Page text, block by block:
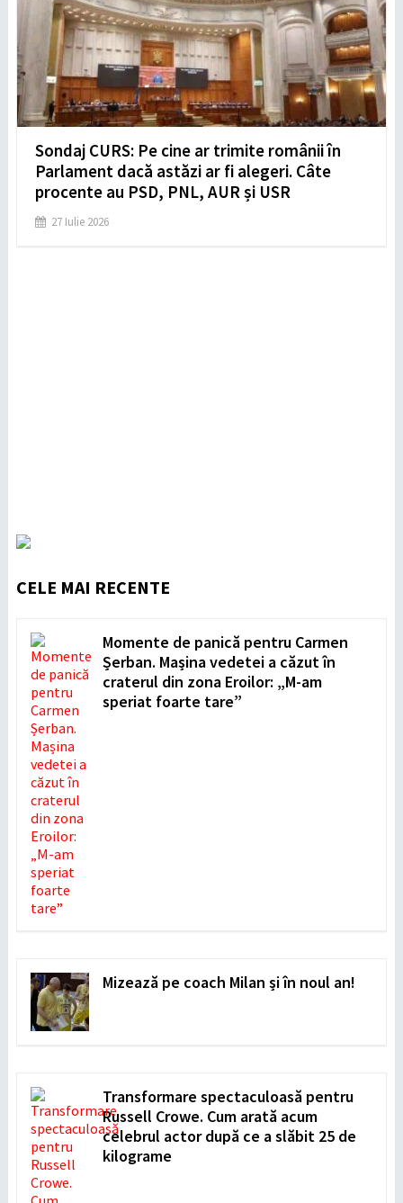
Sondaj CURS: Pe cine ar trimite românii în
Parlament dacă astăzi ar fi alegeri. Câte
procente au PSD, PNL, AUR și USR
27 Iulie 2026
CELE MAI RECENTE
Momente de panică pentru Carmen
Șerban. Mașina vedetei a căzut în
craterul din zona Eroilor: „M-am
speriat foarte tare”
Mizează pe coach Milan și în noul an!
Transformare spectaculoasă pentru
Russell Crowe. Cum arată acum
celebrul actor după ce a slăbit 25 de
kilograme